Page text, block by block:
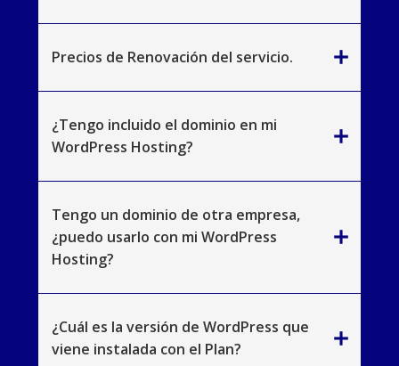
Precios de Renovación del servicio. add
¿Tengo incluido el dominio en mi
WordPress Hosting?
add
Tengo un dominio de otra empresa,
¿puedo usarlo con mi WordPress
Hosting?
add
¿Cuál es la versión de WordPress que
viene instalada con el Plan?
add